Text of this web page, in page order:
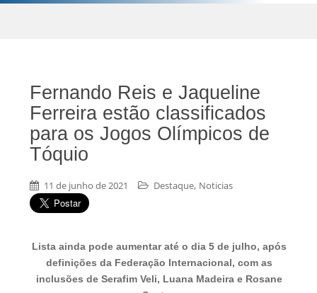
Fernando Reis e Jaqueline
Ferreira estão classificados
para os Jogos Olímpicos de
Tóquio
11 de junho de 2021 Destaque, Noticias
Lista ainda pode aumentar até o dia 5 de julho, após
definições da Federação Internacional, com as
inclusões de Serafim Veli, Luana Madeira e Rosane